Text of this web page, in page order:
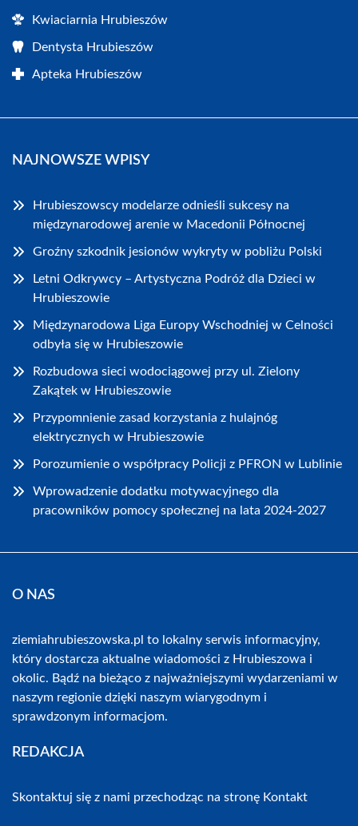
Kwiaciarnia Hrubieszów
Dentysta Hrubieszów
Apteka Hrubieszów
NAJNOWSZE WPISY
Hrubieszowscy modelarze odnieśli sukcesy na
międzynarodowej arenie w Macedonii Północnej
Groźny szkodnik jesionów wykryty w pobliżu Polski
Letni Odkrywcy – Artystyczna Podróż dla Dzieci w
Hrubieszowie
Międzynarodowa Liga Europy Wschodniej w Celności
odbyła się w Hrubieszowie
Rozbudowa sieci wodociągowej przy ul. Zielony
Zakątek w Hrubieszowie
Przypomnienie zasad korzystania z hulajnóg
elektrycznych w Hrubieszowie
Porozumienie o współpracy Policji z PFRON w Lublinie
Wprowadzenie dodatku motywacyjnego dla
pracowników pomocy społecznej na lata 2024-2027
O NAS
ziemiahrubieszowska.pl to lokalny serwis informacyjny,
który dostarcza aktualne wiadomości z Hrubieszowa i
okolic. Bądź na bieżąco z najważniejszymi wydarzeniami w
naszym regionie dzięki naszym wiarygodnym i
sprawdzonym informacjom.
REDAKCJA
Skontaktuj się z nami przechodząc na stronę Kontakt